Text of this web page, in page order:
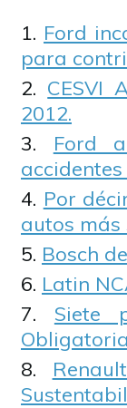
Ford
para
CESVI
2012.
Ford
Por
autos más
Bosch
Latin
Siete
Obligatoria